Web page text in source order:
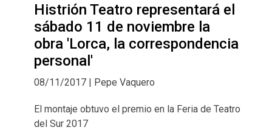
Histrión Teatro representará el
sábado 11 de noviembre la
obra 'Lorca, la correspondencia
personal'
08/11/2017 | Pepe Vaquero
El montaje obtuvo el premio en la Feria de Teatro
del Sur 2017